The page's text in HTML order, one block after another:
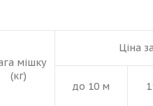
мішку
(кг)
Ціна
до 10 м